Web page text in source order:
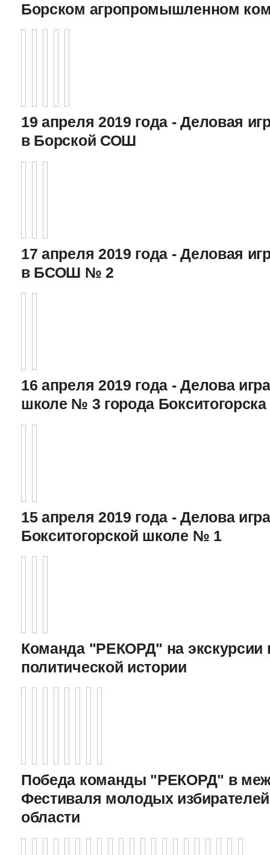
Борском агропромышленном
19 апреля 2019 года - Деловая
в Борской СОШ
17 апреля 2019 года - Деловая
в БСОШ № 2
16 апреля 2019 года - Делова
школе № 3 города Бокситогорска
15 апреля 2019 года - Делова
Бокситогорской школе № 1
Команда "РЕКОРД" на экскурсии
политической истории
Победа команды "РЕКОРД" в
Фестиваля молодых
области